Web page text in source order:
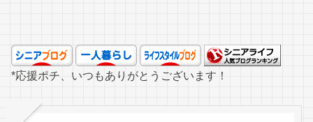
*応援ポチ、いつもありがとうございます！